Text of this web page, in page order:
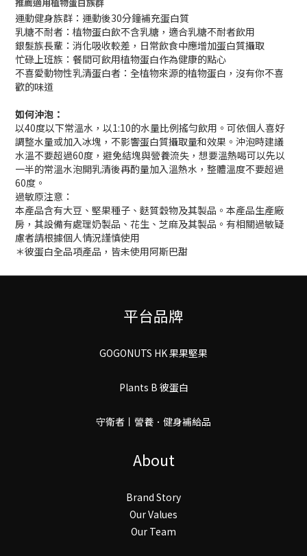
運動健身族群：運動後30分鐘補充蛋白質
乳糖不耐者：植物蛋白飲不含乳糖，適合乳糖不耐者飲用
銀髮族長輩：消化吸收較差，日常飲食中應增加蛋白質攝取
忙碌上班族：餐間可飲用植物蛋白作為健康的點心
不喜愛動物性乳清蛋白者：全植物來源的植物蛋白，沒有你不喜
歡的味道
如何沖泡：
以40度以下常溫水，以1:10的水量比例搖勻飲用。可依個人喜好
調整水量或加入冰塊，不影響蛋白質攝取量和效果。沖泡時建議
水溫不要超過60度，避免結塊與營養流失，想要溫熱喝可以先以
一半的常溫水泡開乳清後再酌量加入溫熱水，整體溫度不要超過
60度。
過敏原注意：
本產品含有大豆、堅果種子、麩質穀物及其製品。本產品生產廠
房，其設備有處理奶製品、花生、芝麻及其製品。有相關過敏疑
慮者請根據個人情況謹慎使用
＊彼蛋白全品項產品，皆未使用阿斯巴甜
平台品牌
GOGONUTS HK 果果堅果
Plants B 彼蛋白
守衛者丨謍養．健身補給品
About
Brand Story
Our Values
Our Team